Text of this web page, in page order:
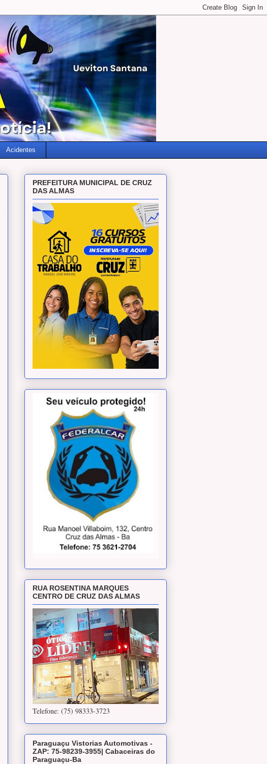
Acidentes
PREFEITURA MUNICIPAL DE CRUZ
DAS ALMAS
RUA ROSENTINA MARQUES
CENTRO DE CRUZ DAS ALMAS
Telefone: (75) 98333-3723
Paraguaçu Vistorias Automotivas -
ZAP: 75-98239-3955| Cabaceiras do
Paraguaçu-Ba